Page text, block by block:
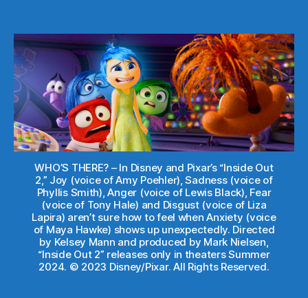
WHO’S THERE? – In Disney and Pixar’s “Inside Out
2,” Joy (voice of Amy Poehler), Sadness (voice of
Phyllis Smith), Anger (voice of Lewis Black), Fear
(voice of Tony Hale) and Disgust (voice of Liza
Lapira) aren’t sure how to feel when Anxiety (voice
of Maya Hawke) shows up unexpectedly. Directed
by Kelsey Mann and produced by Mark Nielsen,
“Inside Out 2” releases only in theaters Summer
2024. © 2023 Disney/Pixar. All Rights Reserved.